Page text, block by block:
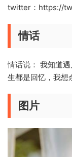
twitter：https://
情话
情话说： 我知道
生都是回忆，我
图片